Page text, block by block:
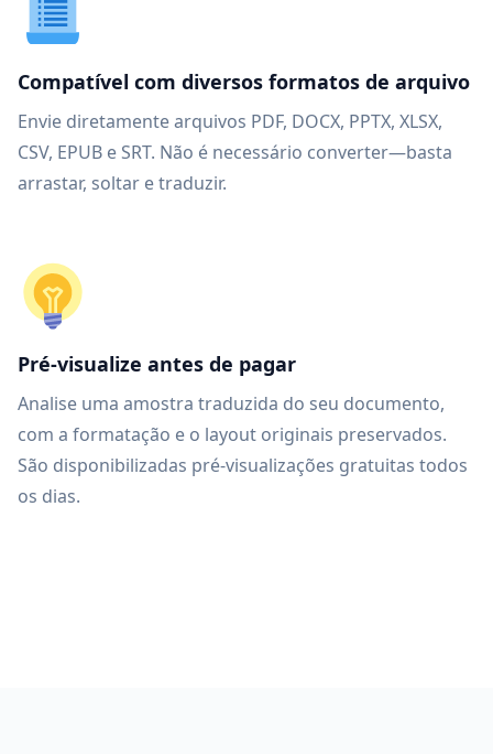
Compatível com diversos formatos de arquivo
Envie diretamente arquivos PDF, DOCX, PPTX, XLSX,
CSV, EPUB e SRT. Não é necessário converter—basta
arrastar, soltar e traduzir.
Pré-visualize antes de pagar
Analise uma amostra traduzida do seu documento,
com a formatação e o layout originais preservados.
São disponibilizadas pré-visualizações gratuitas todos
os dias.